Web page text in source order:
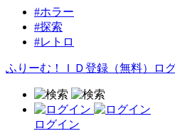
#ホラー
#探索
#レトロ
ふりーむ！ＩＤ登録（無料） ロ
ログイン